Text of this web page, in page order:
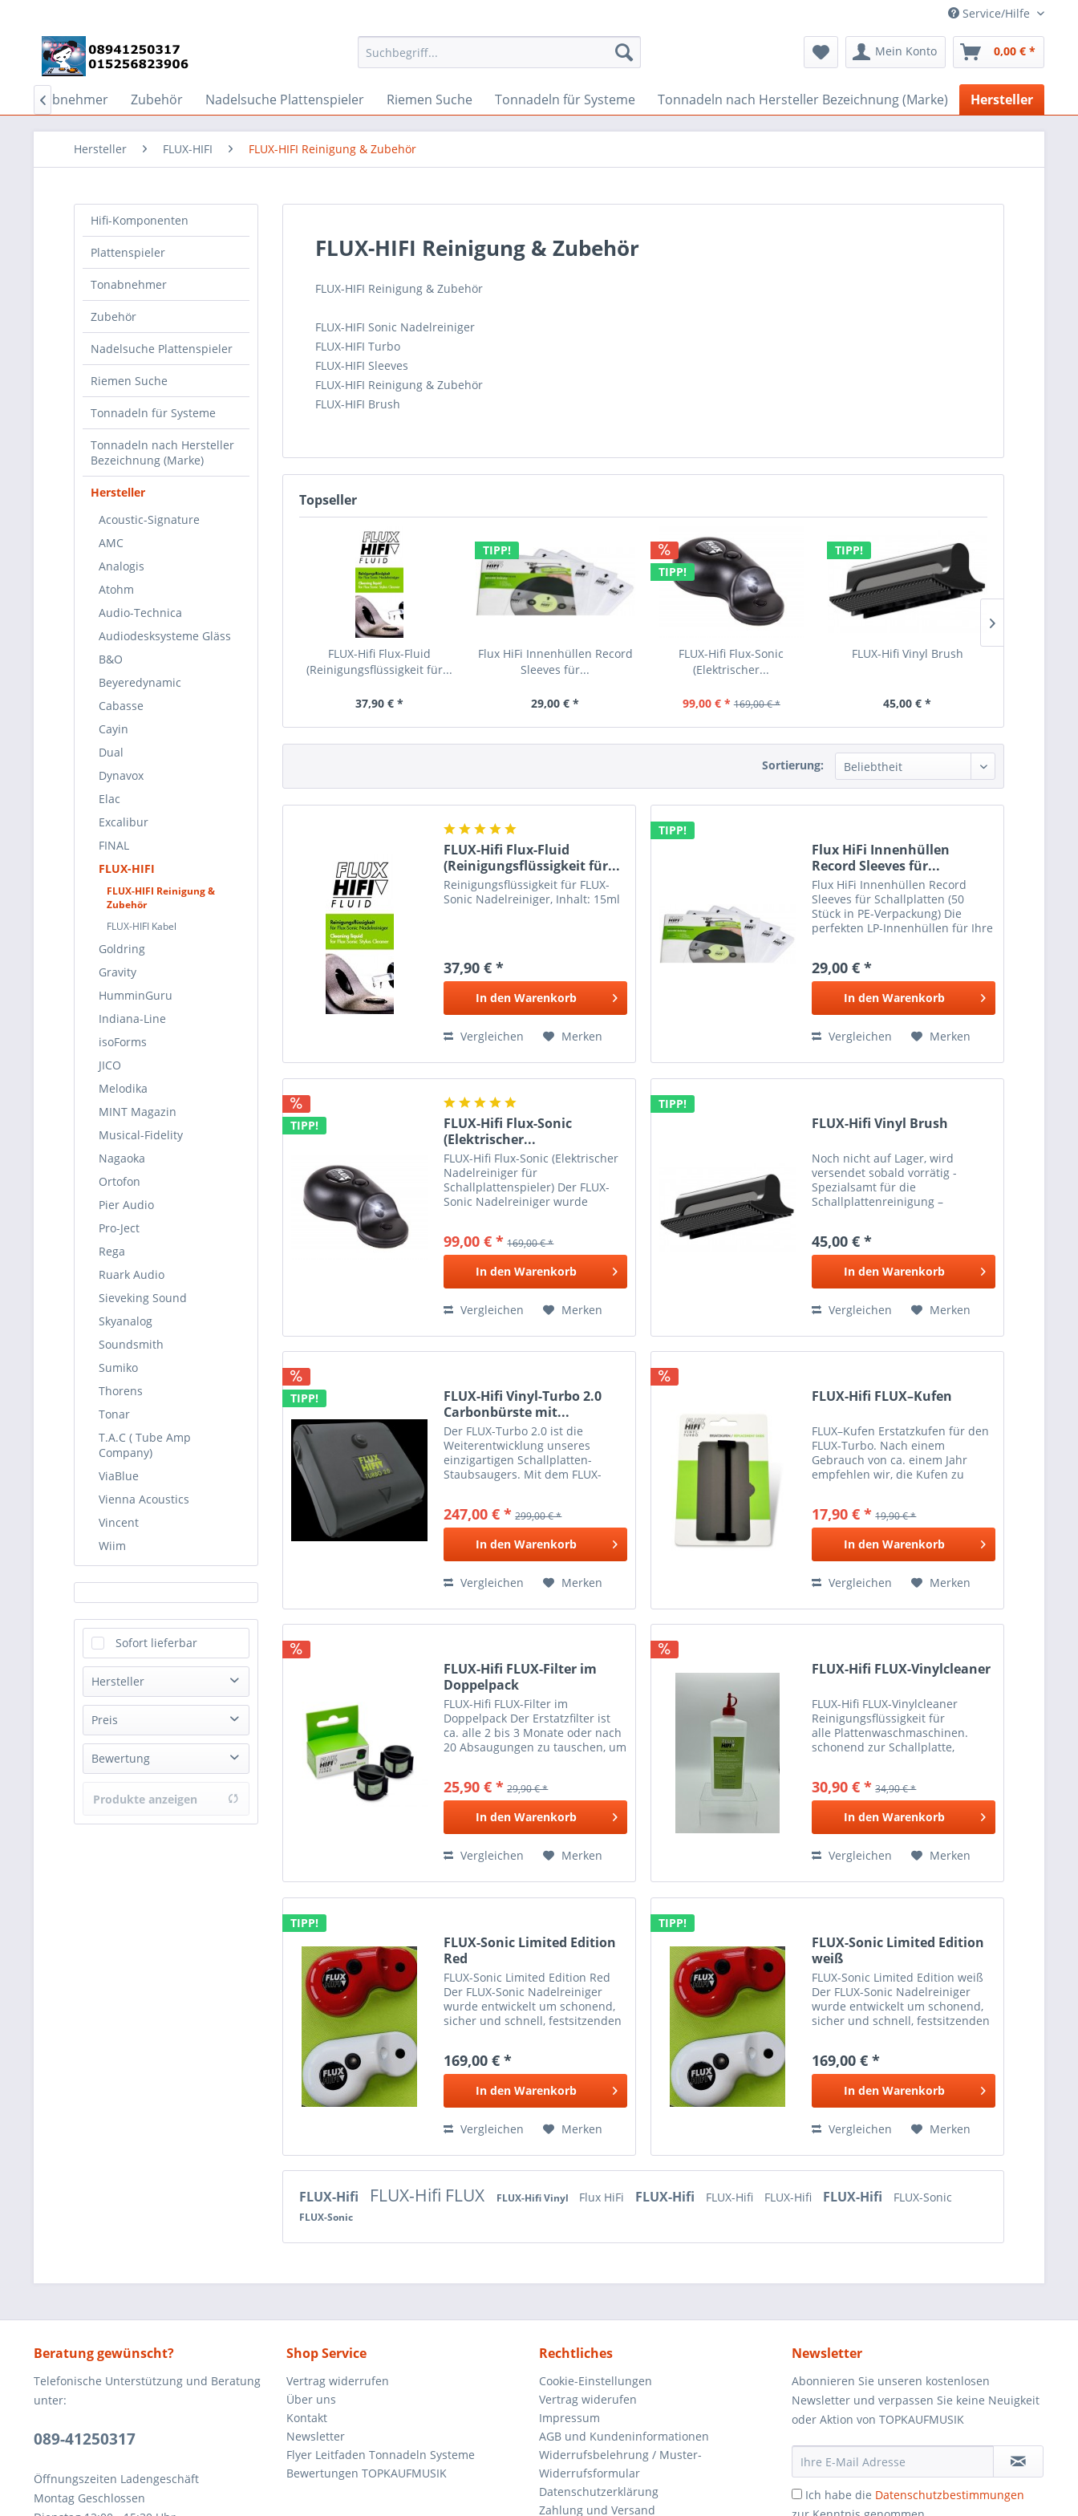
Service/Hilfe
Mein Konto 0,00 € *
Tonabnehmer Zubehör Nadelsuche Plattenspieler Riemen Suche Tonnadeln für Systeme Tonnadeln nach Hersteller Bezeichnung (Marke) Hersteller

Hersteller FLUX-HIFI FLUX-HIFI Reinigung & Zubehör
Hifi-Komponenten
Plattenspieler
Tonabnehmer
Zubehör
Nadelsuche Plattenspieler
Riemen Suche
Tonnadeln für Systeme
Tonnadeln nach Hersteller
Bezeichnung (Marke)
Hersteller
Acoustic-Signature
AMC
Analogis
Atohm
Audio-Technica
Audiodesksysteme Gläss
B&O
Beyeredynamic
Cabasse
Cayin
Dual
Dynavox
Elac
Excalibur
FINAL
FLUX-HIFI
FLUX-HIFI Reinigung &
Zubehör
FLUX-HIFI Kabel
Goldring
Gravity
HumminGuru
Indiana-Line
isoForms
JICO
Melodika
MINT Magazin
Musical-Fidelity
Nagaoka
Ortofon
Pier Audio
Pro-Ject
Rega
Ruark Audio
Sieveking Sound
Skyanalog
Soundsmith
Sumiko
Thorens
Tonar
T.A.C ( Tube Amp
Company)
ViaBlue
Vienna Acoustics
Vincent
Wiim
Sofort lieferbar
Hersteller
FLUX-Hifi
Preis
von17,90 €bis247,00 €
Bewertung
& mehr
& mehr
Produkte anzeigen
FLUX-HIFI Reinigung & Zubehör
FLUX-HIFI Reinigung & Zubehör
FLUX-HIFI Sonic Nadelreiniger
FLUX-HIFI Turbo
FLUX-HIFI Sleeves
FLUX-HIFI Reinigung & Zubehör
FLUX-HIFI Brush
Topseller
FLUX-Hifi Flux-Fluid
(Reinigungsflüssigkeit für...
37,90 € *
TIPP!
Flux HiFi Innenhüllen Record
Sleeves für...
29,00 € *
TIPP!
FLUX-Hifi Flux-Sonic
(Elektrischer...
99,00 € * 169,00 € *
TIPP!
FLUX-Hifi Vinyl Brush
45,00 € *
Sortierung:
FLUX-Hifi Flux-Fluid
(Reinigungsflüssigkeit für...
Reinigungsflüssigkeit für FLUX-
Sonic Nadelreiniger, Inhalt: 15ml
37,90 € *
In den Warenkorb
Vergleichen Merken
TIPP!
Flux HiFi Innenhüllen
Record Sleeves für...
Flux HiFi Innenhüllen Record
Sleeves für Schallplatten (50
Stück in PE-Verpackung) Die
perfekten LP-Innenhüllen für Ihre
die LP vor Oberflächenkratzern zu
bewahren, ist...
29,00 € *
In den Warenkorb
Vergleichen Merken
TIPP!
FLUX-Hifi Flux-Sonic
(Elektrischer...
FLUX-Hifi Flux-Sonic (Elektrischer
Nadelreiniger für
Schallplattenspieler) Der FLUX-
Sonic Nadelreiniger wurde
Schmutz von der
Plattenspielernadel zu entfernen.
Eine gezielte...
99,00 € * 169,00 € *
In den Warenkorb
Vergleichen Merken
TIPP!
FLUX-Hifi Vinyl Brush
Noch nicht auf Lager, wird
versendet sobald vorrätig -
Spezialsamt für die
Schallplattenreinigung –
verhindert statische Aufladung –
Ergonomisches Gehäuse Die
FLUX-Hifi VINYL-BRUSH...
45,00 € *
In den Warenkorb
Vergleichen Merken
TIPP!
FLUX-Hifi Vinyl-Turbo 2.0
Carbonbürste mit...
Der FLUX-Turbo 2.0 ist die
Weiterentwicklung unseres
einzigartigen Schallplatten-
Staubsaugers. Mit dem FLUX-
und einfach von Staub und
Schmutz. Der FLUX-Turbo 2.0
vereint eine...
247,00 € * 299,00 € *
In den Warenkorb
Vergleichen Merken
FLUX-Hifi FLUX–Kufen
FLUX–Kufen Erstatzkufen für den
FLUX-Turbo. Nach einem
Gebrauch von ca. einem Jahr
empfehlen wir, die Kufen zu
für die Seiten und eine lange für
den Saugkanal. Beschreibung...
17,90 € * 19,90 € *
In den Warenkorb
Vergleichen Merken
FLUX-Hifi FLUX-Filter im
Doppelpack
FLUX-Hifi FLUX-Filter im
Doppelpack Der Erstatzfilter ist
ca. alle 2 bis 3 Monate oder nach
20 Absaugungen zu tauschen, um
im Doppelpack geliefert.
Beschreibung Ersatzfilter für...
25,90 € * 29,90 € *
In den Warenkorb
Vergleichen Merken
FLUX-Hifi FLUX-Vinylcleaner
FLUX-Hifi FLUX-Vinylcleaner
Reinigungsflüssigkeit für
alle Plattenwaschmaschinen.
schonend zur Schallplatte,
manuelle, halb- und
vollautomatische
Plattenwaschmaschinen. Er ist
schonend zur...
30,90 € * 34,90 € *
In den Warenkorb
Vergleichen Merken
TIPP!
FLUX-Sonic Limited Edition
Red
FLUX-Sonic Limited Edition Red
Der FLUX-Sonic Nadelreiniger
wurde entwickelt um schonend,
sicher und schnell, festsitzenden
Eine gezielte Vibration sorgt für
eine rückstandsfreie...
169,00 € *
In den Warenkorb
Vergleichen Merken
TIPP!
FLUX-Sonic Limited Edition
weiß
FLUX-Sonic Limited Edition weiß
Der FLUX-Sonic Nadelreiniger
wurde entwickelt um schonend,
sicher und schnell, festsitzenden
Eine gezielte Vibration sorgt für
eine rückstandsfreie...
169,00 € *
In den Warenkorb
Vergleichen Merken
FLUX-Hifi FLUX-Hifi FLUX FLUX-Hifi Vinyl Flux HiFi FLUX-Hifi FLUX-Hifi FLUX-Hifi FLUX-Hifi FLUX-Sonic
FLUX-Sonic
Beratung gewünscht?
Telefonische Unterstützung und Beratung
unter:
089-41250317
Öffnungszeiten Ladengeschäft
Montag Geschlossen
Shop Service
Vertrag widerrufen
Über uns
Kontakt
Newsletter
Flyer Leitfaden Tonnadeln Systeme
Bewertungen TOPKAUFMUSIK
Rechtliches
Cookie-Einstellungen
Vertrag widerufen
Impressum
AGB und Kundeninformationen
Widerrufsbelehrung / Muster-
Widerrufsformular
Datenschutzerklärung
Zahlung und Versand
Newsletter
Abonnieren Sie unseren kostenlosen
Newsletter und verpassen Sie keine Neuigkeit
oder Aktion von TOPKAUFMUSIK
Ich habe die Datenschutzbestimmungen